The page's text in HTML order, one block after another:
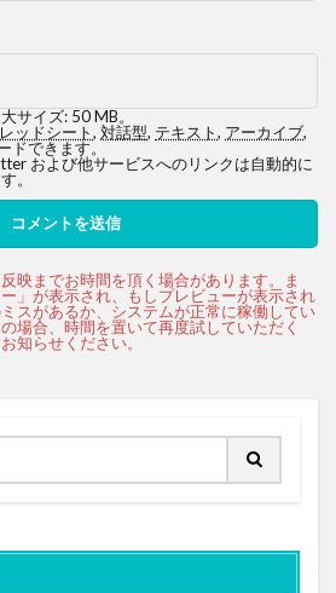
サイズ: 50 MB。
ッドシート, 対話型, テキスト, アーカイブ,
ドできます。
および他サービスへのリンクは自動的に
。